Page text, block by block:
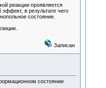
реакции проявляется
в результате чего
состояние.
Записан
состоянии